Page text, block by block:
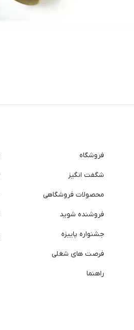
فروشگاه
شگفت انگیز
محصولات فروشگاهی
فروشنده شوید
جشنواره پاییزه
فرصت های شغلی
راهنما